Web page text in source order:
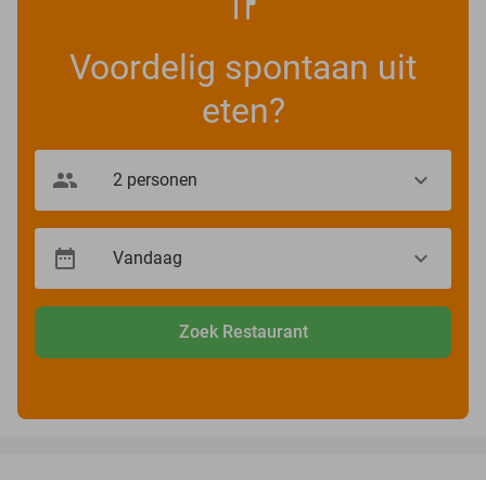
Voordelig spontaan uit
eten?
Zoek Restaurant